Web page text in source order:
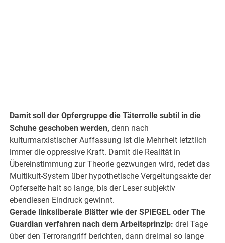
Damit soll der Opfergruppe die Täterrolle subtil in die
Schuhe geschoben werden, denn nach
kulturmarxistischer Auffassung ist die Mehrheit letztlich
immer die oppressive Kraft. Damit die Realität in
Übereinstimmung zur Theorie gezwungen wird, redet das
Multikult-System über hypothetische Vergeltungsakte der
Opferseite halt so lange, bis der Leser subjektiv
ebendiesen Eindruck gewinnt.
Gerade linksliberale Blätter wie der SPIEGEL oder The
Guardian verfahren nach dem Arbeitsprinzip: drei Tage
über den Terrorangriff berichten, dann dreimal so lange